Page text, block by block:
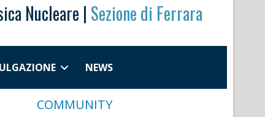
Nucleare | Sezione di Ferrara
NEWS
COMMUNITY